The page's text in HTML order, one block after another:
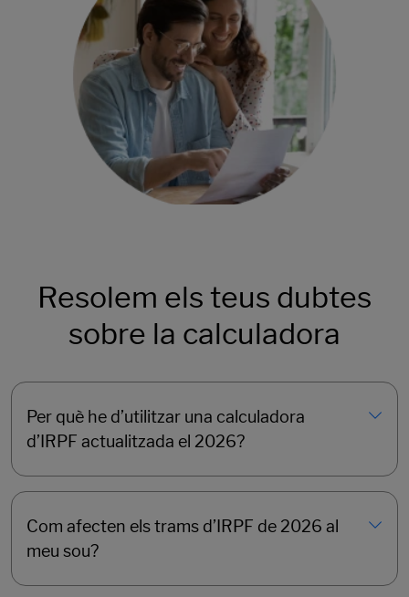
Resolem els teus dubtes
sobre la calculadora
Per què he d’utilitzar una calculadora
d’IRPF actualitzada el 2026?
Com afecten els trams d’IRPF de 2026 al
meu sou?